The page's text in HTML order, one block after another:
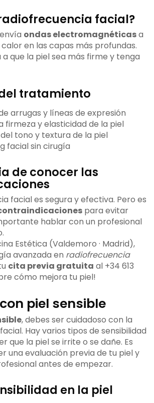
facial?
ondas electromagnéticasa
en las capas más profundas.
a que la piel sea más firme y tenga
tratamiento
arrugas y líneas de expresión
firmeza y elasticidad de la piel
tono y textura de la piel
facial sin cirugía
de conocer las
facial es segura y efectiva. Pero es
para evitar
hablar con un profesional
Estética (Valdemoro · Madrid),
avanzada en radiofrecuencia
cita previa gratuita al +34 613
cómo mejora tu piel!
piel sensible
, debes ser cuidadoso con la
Hay varios tipos de sensibilidad
que la piel se irrite o se dañe. Es
una evaluación previa de tu piel y
antes de empezar.
en la piel